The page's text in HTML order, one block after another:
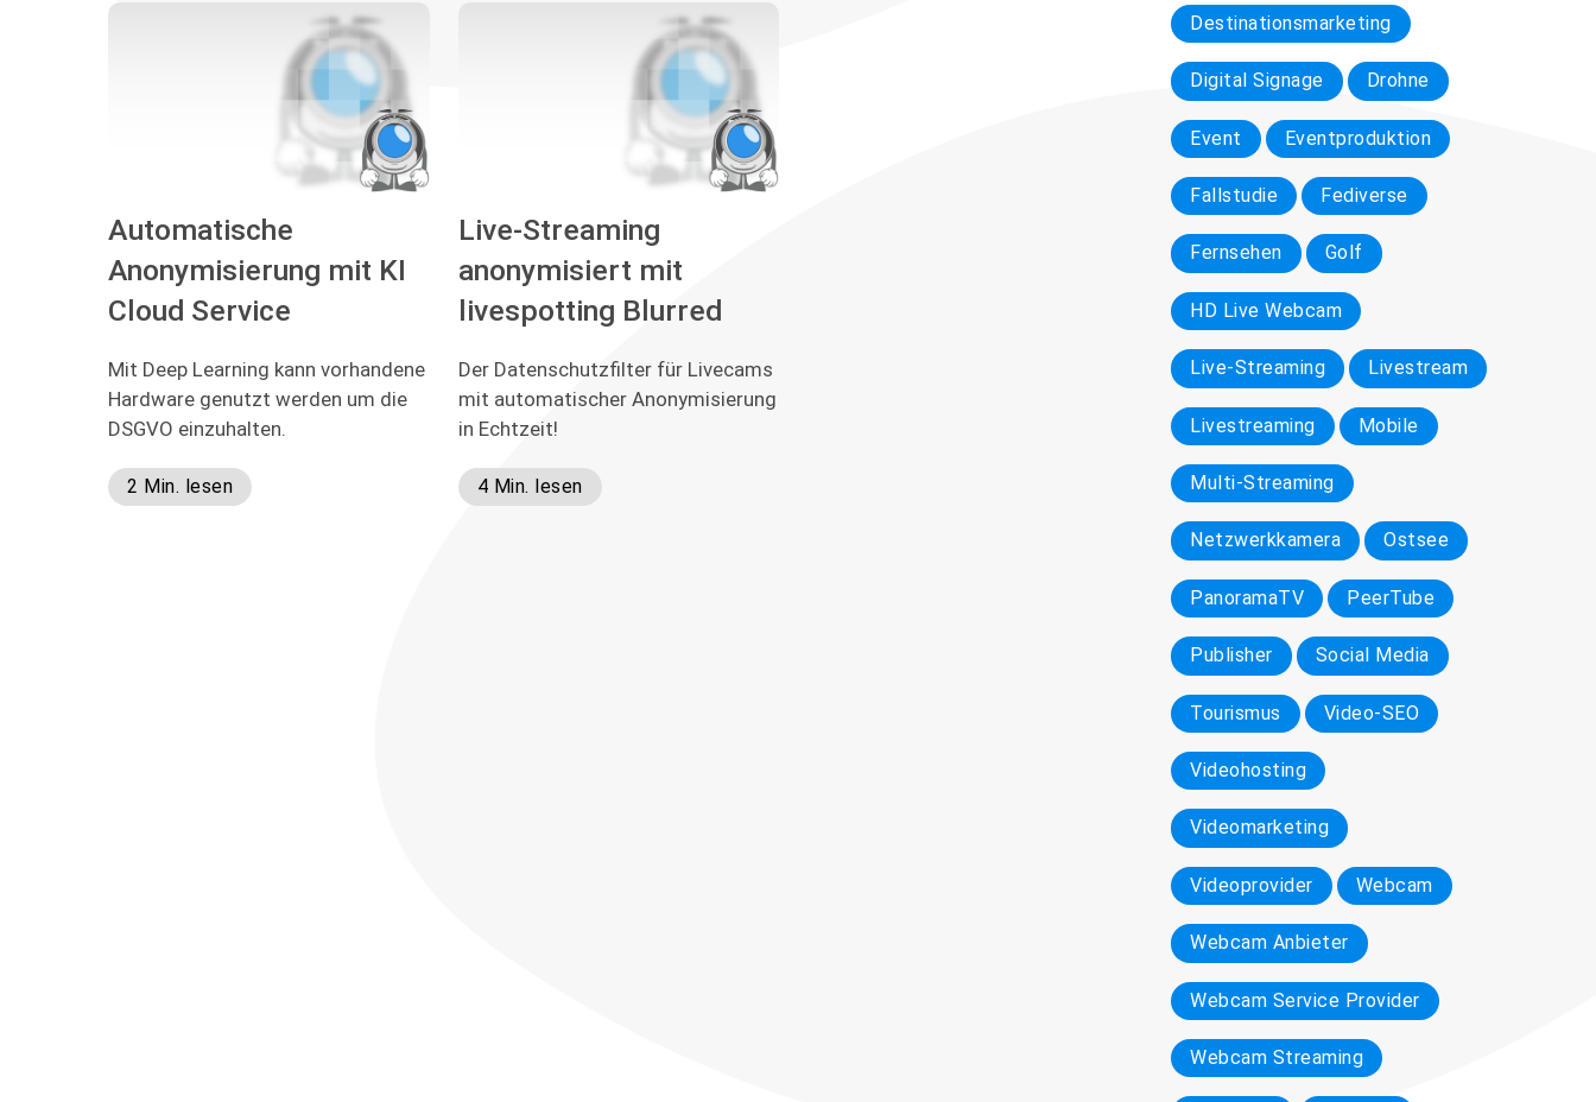
Automatische
Anonymisierung mit KI
Cloud Service
Mit Deep Learning kann vorhandene
Hardware genutzt werden um die
DSGVO einzuhalten.
2 Min. lesen
Live-Streaming
anonymisiert mit
livespotting Blurred
Der Datenschutzfilter für Livecams
mit automatischer Anonymisierung
in Echtzeit!
4 Min. lesen
Destinationsmarketing
Digital Signage Drohne
Event Eventproduktion
Fallstudie Fediverse
Fernsehen Golf
HD Live Webcam
Live-Streaming Livestream
Livestreaming Mobile
Multi-Streaming
Netzwerkkamera Ostsee
PanoramaTV PeerTube
Publisher Social Media
Tourismus Video-SEO
Videohosting
Videomarketing
Videoprovider Webcam
Webcam Anbieter
Webcam Service Provider
Webcam Streaming